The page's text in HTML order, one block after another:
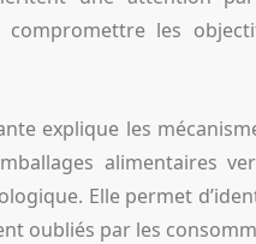
les
explique les
alimentaires
Elle permet
oubliés par les